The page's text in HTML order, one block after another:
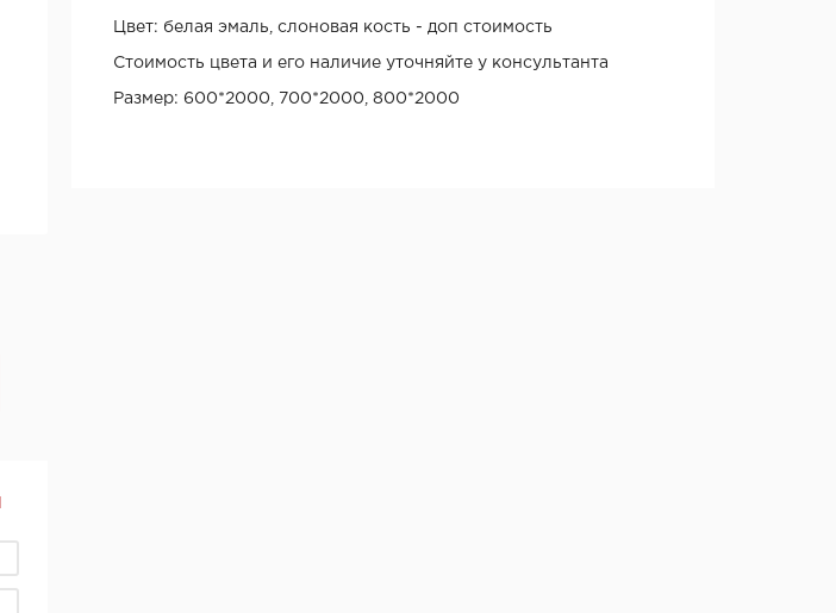
Цвет: белая эмаль, слоновая кость - доп стоимость
Стоимость цвета и его наличие уточняйте у консультанта
Размер: 600*2000, 700*2000, 800*2000